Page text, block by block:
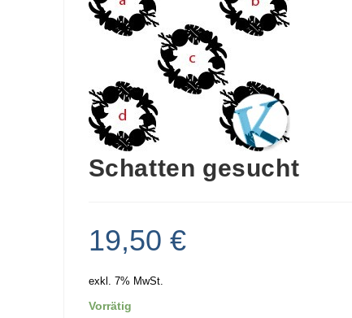
Schatten gesucht
19,50 €
exkl. 7% MwSt.
Vorrätig